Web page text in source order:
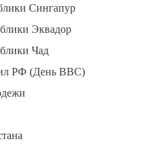
Сингапур
Эквадор
Чад
РФ (День ВВС)